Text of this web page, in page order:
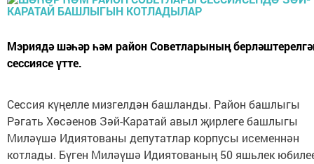
Мэриядә шәһәр һәм район Советларының
сессиясе үтте.
Сессия күңелле мизгелдән башланды. Район башлыгы
Рәгать Хөсәенов Зәй-Каратай авыл җирлеге башлыгы
Миләүшә Идиятованы депутатлар корпусы исеменнән
котлады. Бүген Миләүшә Идиятованың 50 яшьлек